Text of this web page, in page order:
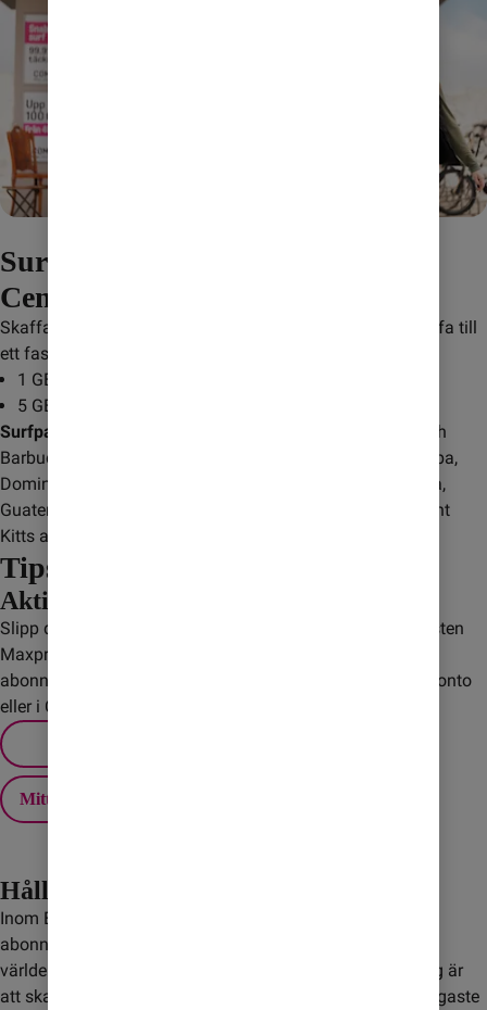
Surfa till fastpris när du reser i
Centralamerika
Skaffa ett surfpaket när du reser i Centralamerika och surfa till
ett fast pris i upp till sju dygn.
1 GB för 195 kr: skicka
5 GB för 345 kr: skicka
Surfpaketet gäller i följande länder:
Anguilla, Antigua och
Barbuda, Aruba, Bahamas, Caymanöarna, Costa Rica, Kuba,
Dominica, Dominikanska republiken, El Salvador, Grenada,
Guatemala, Honduras, Jamaica, Nicaragua, Panama, Saint
Kitts and Nevis, Saint Lucia, Turks- och Caicosöarna.
Tips! Undvik onödiga kostnader
Aktivera Maxpris
Slipp dyra överraskningar när du är utomlands! Med tjänsten
Maxpris sätter du själv ett tak för extra kostnader på
abonnemanget. Du ställer enkelt in ditt Maxpris via Mitt konto
eller i Comviq-appen.
Mitt konto
Håll koll på roaming
Inom EU/EES ingår fri utlandssurf för de flesta av våra
abonnemang och kontantkort, men det gäller inte i övriga
världen. Ett bra sätt att slippa höga kostnader för roaming är
att skaffa ett Surfpaket. Med paketen får du Sveriges billigaste